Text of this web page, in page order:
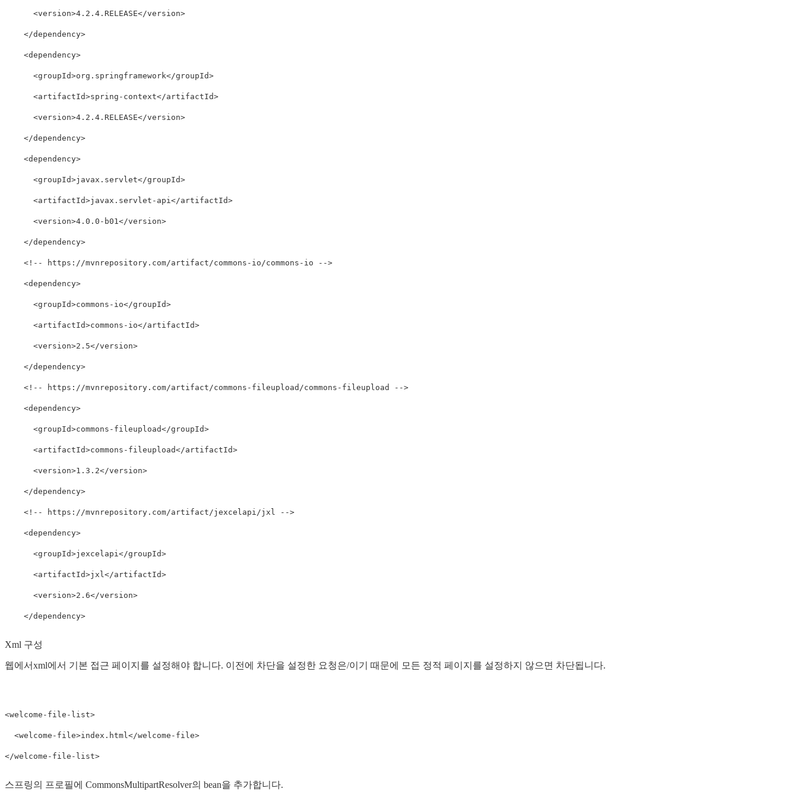
      <version>4.2.4.RELEASE</version>
    </dependency>
    <dependency>
      <groupId>org.springframework</groupId>
      <artifactId>spring-context</artifactId>
      <version>4.2.4.RELEASE</version>
    </dependency>
    <dependency>
      <groupId>javax.servlet</groupId>
      <artifactId>javax.servlet-api</artifactId>
      <version>4.0.0-b01</version>
    </dependency>
    <!-- https://mvnrepository.com/artifact/commons-io/commons-io -->
    <dependency>
      <groupId>commons-io</groupId>
      <artifactId>commons-io</artifactId>
      <version>2.5</version>
    </dependency>
    <!-- https://mvnrepository.com/artifact/commons-fileupload/commons-fileupload -->
    <dependency>
      <groupId>commons-fileupload</groupId>
      <artifactId>commons-fileupload</artifactId>
      <version>1.3.2</version>
    </dependency>
    <!-- https://mvnrepository.com/artifact/jexcelapi/jxl -->
    <dependency>
      <groupId>jexcelapi</groupId>
      <artifactId>jxl</artifactId>
      <version>2.6</version>
    </dependency>
Xml 구성
웹에서xml에서 기본 접근 페이지를 설정해야 합니다. 이전에 차단을 설정한 요청은/이기 때문에 모든 정적 페이지를 설정하지 않으면 차단됩니다.
<welcome-file-list>
  <welcome-file>index.html</welcome-file>
</welcome-file-list>
스프링의 프로필에 CommonsMultipartResolver의 bean을 추가합니다.